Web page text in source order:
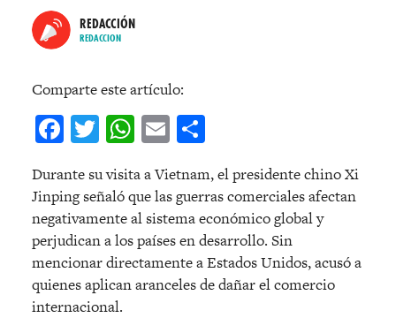
REDACCIÓN
REDACCION
Comparte este artículo:
Facebook
Twitter
WhatsApp
Email
Durante su visita a Vietnam, el presidente chino Xi
Jinping señaló que las guerras comerciales afectan
negativamente al sistema económico global y
perjudican a los países en desarrollo. Sin
mencionar directamente a Estados Unidos, acusó a
quienes aplican aranceles de dañar el comercio
internacional.